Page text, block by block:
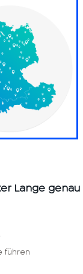
Lange genau
führen